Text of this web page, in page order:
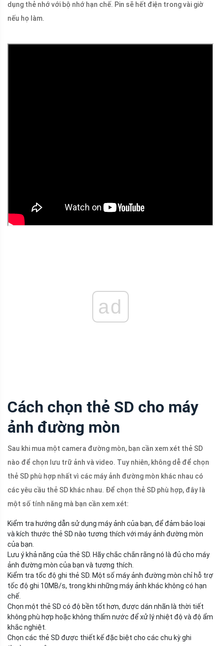
dụng thẻ nhớ với bộ nhớ hạn chế. Pin sẽ hết điện trong vài giờ
nếu họ làm.
ad
Cách chọn thẻ SD cho máy
ảnh đường mòn
Sau khi mua một camera đường mòn, bạn cần xem xét thẻ SD
nào để chọn lưu trữ ảnh và video. Tuy nhiên, không dễ để chọn
thẻ SD phù hợp nhất vì các máy ảnh đường mòn khác nhau có
các yêu cầu thẻ SD khác nhau. Để chọn thẻ SD phù hợp, đây là
một số tính năng mà bạn cần xem xét:
Kiểm tra hướng dẫn sử dụng máy ảnh của bạn, để đảm bảo loại
và kích thước thẻ SD nào tương thích với máy ảnh đường mòn
của bạn.
Lưu ý khả năng của thẻ SD. Hãy chắc chắn rằng nó là đủ cho máy
ảnh đường mòn của bạn và tương thích.
Kiểm tra tốc độ ghi thẻ SD. Một số máy ảnh đường mòn chỉ hỗ trợ
tốc độ ghi 10MB/s, trong khi những máy ảnh khác không có hạn
chế.
Chọn một thẻ SD có độ bền tốt hơn, được dán nhãn là thời tiết
không phù hợp hoặc không thấm nước để xử lý nhiệt độ và độ ẩm
khắc nghiệt.
Chọn các thẻ SD được thiết kế đặc biệt cho các chu kỳ ghi